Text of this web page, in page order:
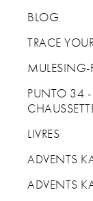
BLOG
TRACE
MULESING-
PUNTO 34 -
LIVRES
ADVENTS
ADVENTS